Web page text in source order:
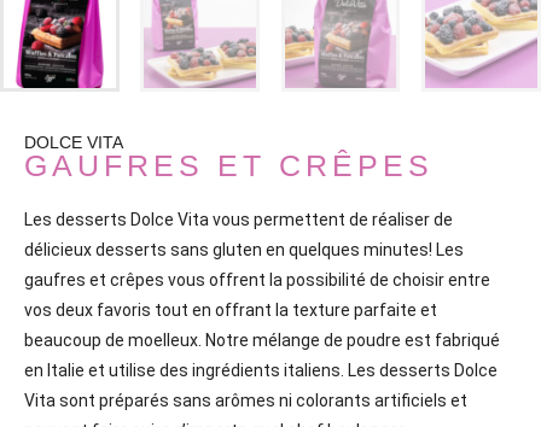
DOLCE VITA
GAUFRES ET CRÊPES
Les desserts Dolce Vita vous permettent de réaliser de
délicieux desserts sans gluten en quelques minutes! Les
gaufres et crêpes vous offrent la possibilité de choisir entre
vos deux favoris tout en offrant la texture parfaite et
beaucoup de moelleux. Notre mélange de poudre est fabriqué
en Italie et utilise des ingrédients italiens. Les desserts Dolce
Vita sont préparés sans arômes ni colorants artificiels et